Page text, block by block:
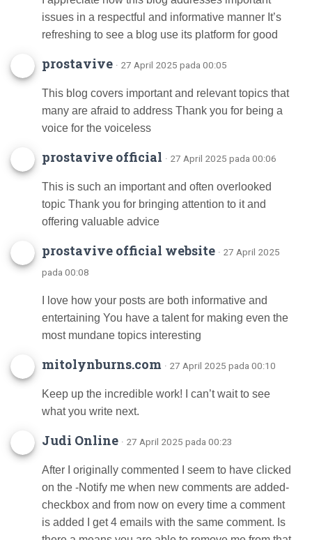
issues in a respectful and informative manner It’s
refreshing to see a blog use its platform for good
prostavive · 27 April 2025 pada 00:05
This blog covers important and relevant topics that
many are afraid to address Thank you for being a
voice for the voiceless
prostavive official · 27 April 2025 pada 00:06
This is such an important and often overlooked
topic Thank you for bringing attention to it and
offering valuable advice
prostavive official website · 27 April 2025
pada 00:08
I love how your posts are both informative and
entertaining You have a talent for making even the
most mundane topics interesting
mitolynburns.com · 27 April 2025 pada 00:10
Keep up the incredible work! I can’t wait to see
what you write next.
Judi Online · 27 April 2025 pada 00:23
After I originally commented I seem to have clicked
on the -Notify me when new comments are added-
checkbox and from now on every time a comment
is added I get 4 emails with the same comment. Is